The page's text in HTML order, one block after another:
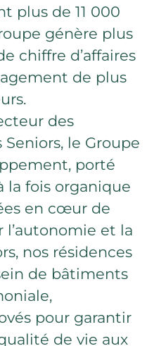
plus de 11 000
génère plus
chiffre d’affaires
de plus
des
Seniors, le Groupe
porté
la fois organique
en cœur de
l’autonomie et la
nos résidences
de bâtiments
pour garantir
de vie aux